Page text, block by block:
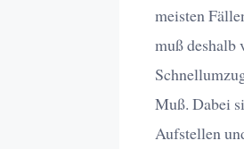
meisten
muß deshalb
Muß. Dabei
Aufstellen